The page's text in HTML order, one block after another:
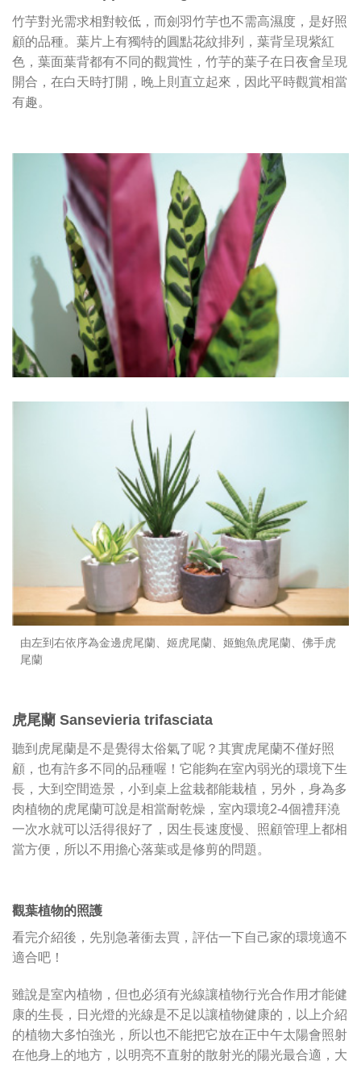
竹芋對光需求相對較低，而劍羽竹芋也不需高濕度，是好照
顧的品種。葉片上有獨特的圓點花紋排列，葉背呈現紫紅
色，葉面葉背都有不同的觀賞性，竹芋的葉子在日夜會呈現
開合，在白天時打開，晚上則直立起來，因此平時觀賞相當
有趣。
由左到右依序為金邊虎尾蘭、姬虎尾蘭、姬鮑魚虎尾蘭、佛手虎
尾蘭
虎尾蘭 Sansevieria trifasciata
聽到虎尾蘭是不是覺得太俗氣了呢？其實虎尾蘭不僅好照
顧，也有許多不同的品種喔！它能夠在室內弱光的環境下生
長，大到空間造景，小到桌上盆栽都能栽植，另外，身為多
肉植物的虎尾蘭可說是相當耐乾燥，室內環境2-4個禮拜澆
一次水就可以活得很好了，因生長速度慢、照顧管理上都相
當方便，所以不用擔心落葉或是修剪的問題。
觀葉植物的照護
看完介紹後，先別急著衝去買，評估一下自己家的環境適不
適合吧！
雖說是室內植物，但也必須有光線讓植物行光合作用才能健
康的生長，日光燈的光線是不足以讓植物健康的，以上介紹
的植物大多怕強光，所以也不能把它放在正中午太陽會照射
在他身上的地方，以明亮不直射的散射光的陽光最合適，大